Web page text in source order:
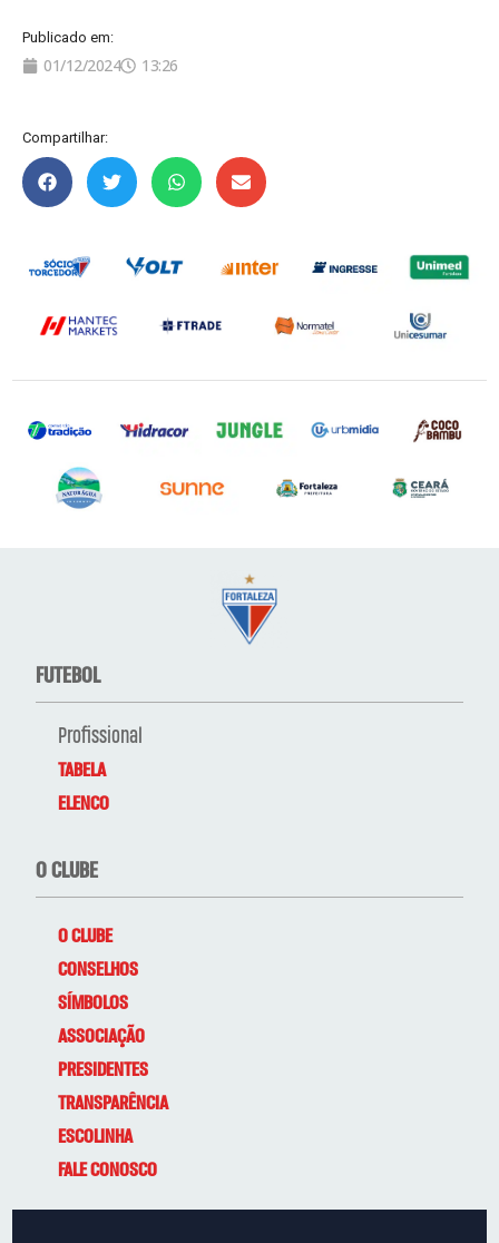
Publicado em:
01/12/2024 13:26
Compartilhar:
FUTEBOL
Profissional
TABELA
ELENCO
O CLUBE
O CLUBE
CONSELHOS
SÍMBOLOS
ASSOCIAÇÃO
PRESIDENTES
TRANSPARÊNCIA
ESCOLINHA
FALE CONOSCO